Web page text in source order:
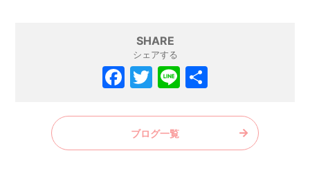
SHARE
シェアする
F
c
e
T
itt
er
Li
e
ブログ一覧